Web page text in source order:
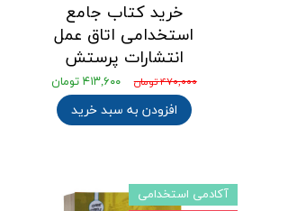
خرید کتاب جامع
استخدامی اتاق عمل
انتشارات پرستش
۴۷۰,۰۰۰ تومان ۴۱۳,۶۰۰ تومان
افزودن به سبد خرید
آکادمی استخدامی